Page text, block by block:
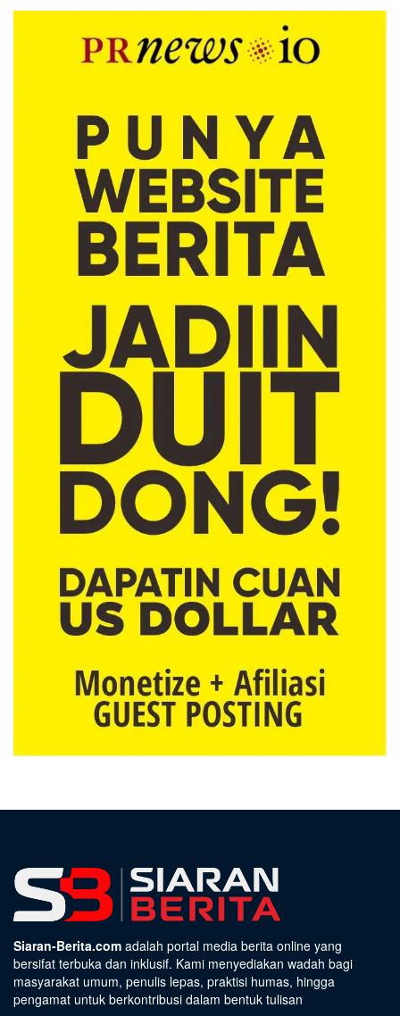
Siaran-Berita.com adalah portal media berita online yang
bersifat terbuka dan inklusif. Kami menyediakan wadah bagi
masyarakat umum, penulis lepas, praktisi humas, hingga
pengamat untuk berkontribusi dalam bentuk tulisan